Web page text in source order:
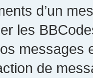
d’un
les
messages
de